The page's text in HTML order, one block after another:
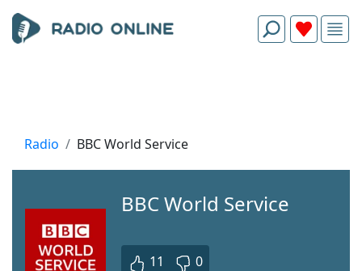
Radio BBC World Service
BBC World Service
11 0